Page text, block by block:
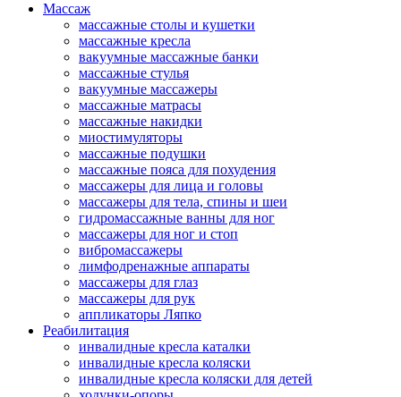
Массаж
массажные столы и кушетки
массажные кресла
вакуумные массажные банки
массажные стулья
вакуумные массажеры
массажные матрасы
массажные накидки
миостимуляторы
массажные подушки
массажные пояса для похудения
массажеры для лица и головы
массажеры для тела, спины и шеи
гидромассажные ванны для ног
массажеры для ног и стоп
вибромассажеры
лимфодренажные аппараты
массажеры для глаз
массажеры для рук
аппликаторы Ляпко
Реабилитация
инвалидные кресла каталки
инвалидные кресла коляски
инвалидные кресла коляски для детей